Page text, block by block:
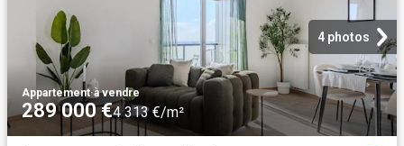
4 photos
Appartement·à vendre
289 000 €4 313 €/m²